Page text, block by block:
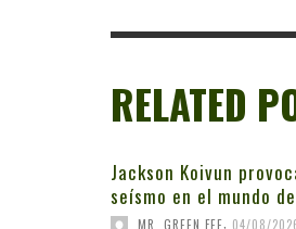
RELATED
Jackson Koivun
seísmo en el mundo
MR. GREEN FEE, 04/08/